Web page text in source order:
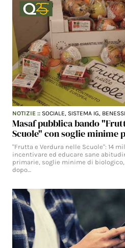
NOTIZIE :: SOCIALE, SISTEMA IG,
Masaf pubblica bando
Scuole" con soglie minime
"Frutta e Verdura nelle Scuole": 14
incentivare ed educare sane
primarie, soglie minime di biologico,
dopo…